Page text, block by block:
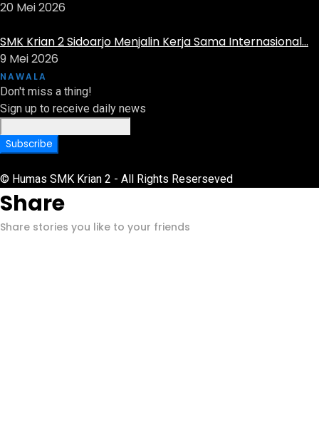
20 Mei 2026
SMK Krian 2 Sidoarjo Menjalin Kerja Sama Internasional...
9 Mei 2026
NAWALA
Don't miss a thing!
Sign up to receive daily news
© Humas SMK Krian 2 - All Rights Reserseved
Share
Share stories you like to your friends